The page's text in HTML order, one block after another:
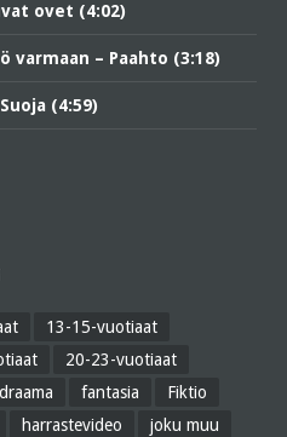
ovet (4:02)
– Paahto (3:18)
(4:59)
13-15-vuotiaat
20-23-vuotiaat
draama fantasia
Fiktio
harrastevideo
joku muu